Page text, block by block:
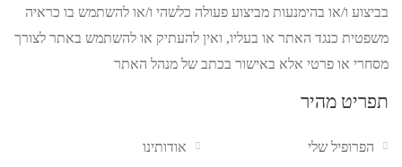
בביצוע ו/או בהימנעות מביצוע פעולה כלשהי ו/או להשתמש בו כראיה
משפטית כנגד האתר או בעליו, ואין להעתיק או להשתמש באתר לצורך
מסחרי או פרטי אלא באישור בכתב של מנהל האתר
תפריט מהיר
אודותינו
הפרופיל שלי